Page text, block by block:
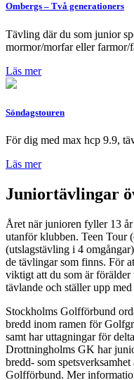
Ombergs – Två generationers
Tävling där du som junior
mormor/morfar eller farmor/
Läs mer
Söndagstouren
För dig med max hcp 9.9,
Läs mer
Juniortävlingar
Året när junioren fyller 13
utanför klubben. Teen Tour
(utslagstävling i 4
de tävlingar som finns. För
viktigt att du som är förälder
tävlande och ställer upp med
Stockholms Golfförbund
bredd inom ramen för
samt har uttagningar för
Drottningholms GK har
bredd- som
Golfförbund. Mer